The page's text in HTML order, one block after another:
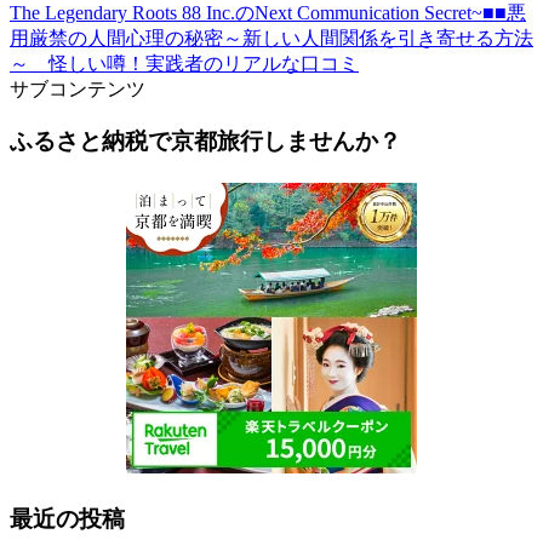
The Legendary Roots 88 Inc.のNext Communication Secret~■■悪
用厳禁の人間心理の秘密～新しい人間関係を引き寄せる方法
～ 怪しい噂！実践者のリアルな口コミ
サブコンテンツ
ふるさと納税で京都旅行しませんか？
最近の投稿